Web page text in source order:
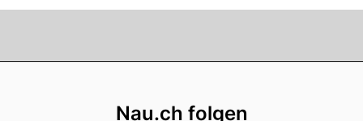
Nau.ch folgen